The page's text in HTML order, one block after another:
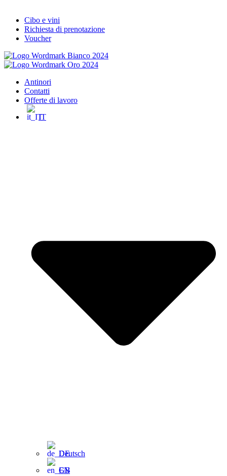
Cibo e vini
Richiesta di prenotazione
Voucher
Antinori
Contatti
Offerte di lavoro
IT
Deutsch
EN